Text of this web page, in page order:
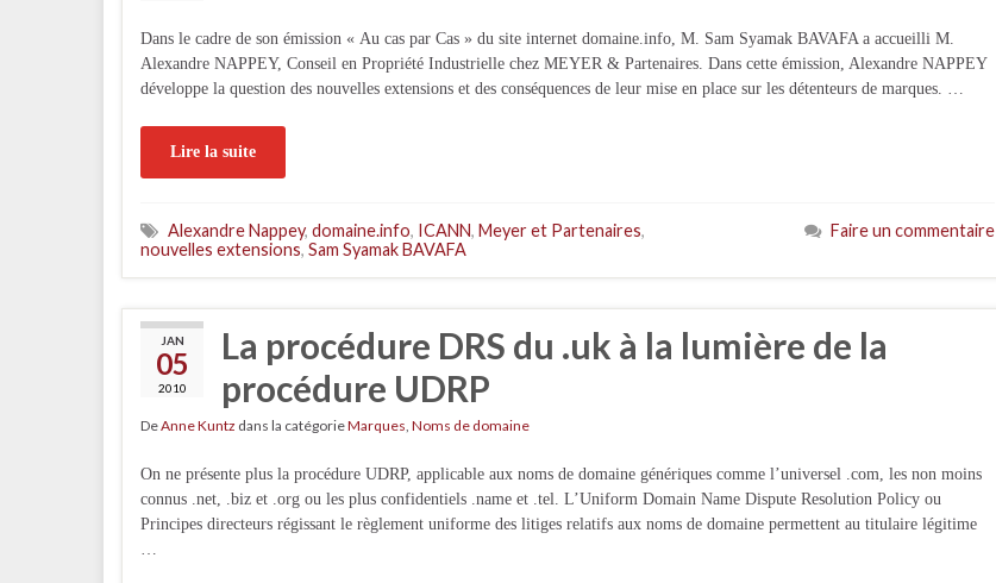
Dans le cadre de son émission « Au cas par Cas » du site internet domaine.info, M. Sam Syamak BAVAFA a accueilli M.
Alexandre NAPPEY, Conseil en Propriété Industrielle chez MEYER & Partenaires. Dans cette émission, Alexandre NAPPEY
développe la question des nouvelles extensions et des conséquences de leur mise en place sur les détenteurs de marques. …
Lire la suite
Alexandre Nappey, domaine.info, ICANN, Meyer et Partenaires,
nouvelles extensions, Sam Syamak BAVAFA
Faire un commentaire
JAN
05
2010
La procédure DRS du .uk à la lumière de la
procédure UDRP
DeAnne Kuntz dans la catégorieMarques Noms de domaine
On ne présente plus la procédure UDRP, applicable aux noms de domaine génériques comme l’universel .com, les non moins
connus .net, .biz et .org ou les plus confidentiels .name et .tel. L’Uniform Domain Name Dispute Resolution Policy ou
Principes directeurs régissant le règlement uniforme des litiges relatifs aux noms de domaine permettent au titulaire légitime